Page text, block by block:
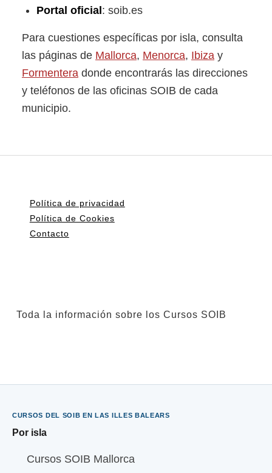
Portal oficial: soib.es
Para cuestiones específicas por isla, consulta
las páginas de Mallorca, Menorca, Ibiza y
Formentera donde encontrarás las direcciones
y teléfonos de las oficinas SOIB de cada
municipio.
Política de privacidad
Política de Cookies
Contacto
Toda la información sobre los Cursos SOIB
CURSOS DEL SOIB EN LAS ILLES BALEARS
Por isla
Cursos SOIB Mallorca